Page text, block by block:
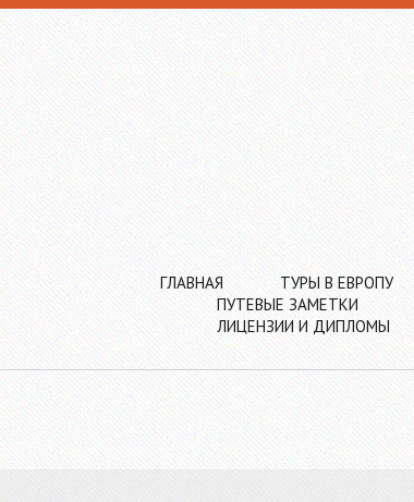
ГЛАВНАЯ ТУРЫ В ЕВРОПУ
ПУТЕВЫЕ ЗАМЕТКИ
ЛИЦЕНЗИИ И ДИПЛОМЫ